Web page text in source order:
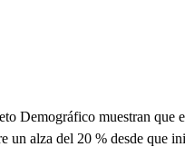
Demográfico muestran que
un alza del 20 % desde que